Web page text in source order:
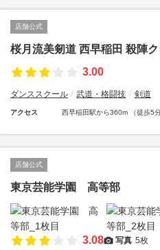
店舗公式
桜月流美剱道 西早稲田 殺陣
3.00
ダンススクール 武道・格闘技 剣道
アクセス 西早稲田駅から360m （徒歩5分
店舗公式
東京芸能学園 高等部
3.08 写真 5枚